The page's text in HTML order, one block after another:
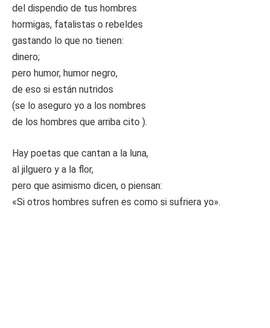
del dispendio de tus hombres
hormigas, fatalistas o rebeldes
gastando lo que no tienen:
dinero;
pero humor, humor negro,
de eso si están nutridos
(se lo aseguro yo a los nombres
de los hombres que arriba cito ).
Hay poetas que cantan a la luna,
al jilguero y a la flor,
pero que asimismo dicen, o piensan:
«Si otros hombres sufren es como si sufriera yo».